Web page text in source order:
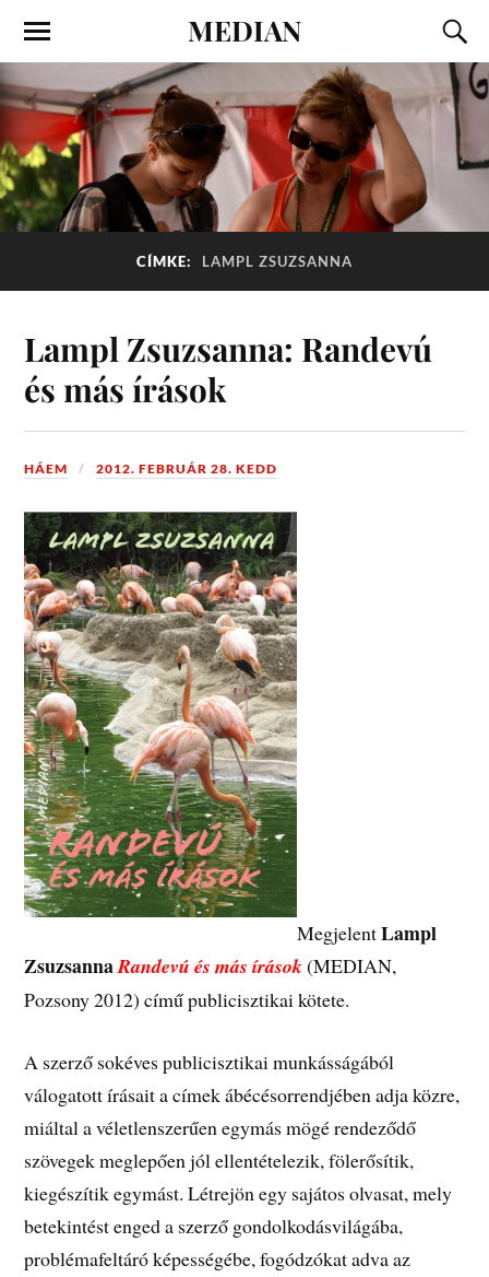
MEDIAN
CÍMKE: LAMPL ZSUZSANNA
Lampl Zsuzsanna: Randevú
és más írások
HÁEM 2012. FEBRUÁR 28. KEDD
MegjelentLampl
ZsuzsannaRandevú és más írások(MEDIAN,
Pozsony 2012) című publicisztikai kötete.
A szerző sokéves publicisztikai munkásságából
válogatott írásait a címek ábécésorrendjében adja közre,
miáltal a véletlenszerűen egymás mögé rendeződő
szövegek meglepően jól ellentételezik, fölerősítik,
kiegészítik egymást. Létrejön egy sajátos olvasat, mely
betekintést enged a szerző gondolkodásvilágába,
problémafeltáró képességébe, fogódzókat adva az